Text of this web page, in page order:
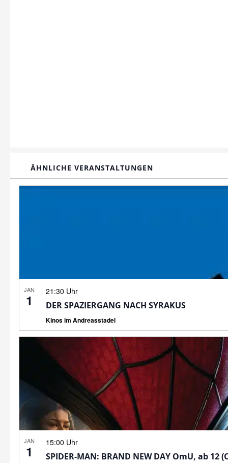
ÄHNLICHE VERANSTALTUNGEN
JAN
1
21:30 Uhr
DER SPAZIERGANG NACH SYRAKUS
Kinos im Andreasstadel
JAN
1
15:00 Uhr
SPIDER-MAN: BRAND NEW DAY OmU, ab 12